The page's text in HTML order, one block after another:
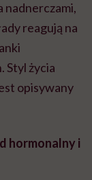
nadnerczami,
reagują na
Styl życia
opisywany
hormonalny i